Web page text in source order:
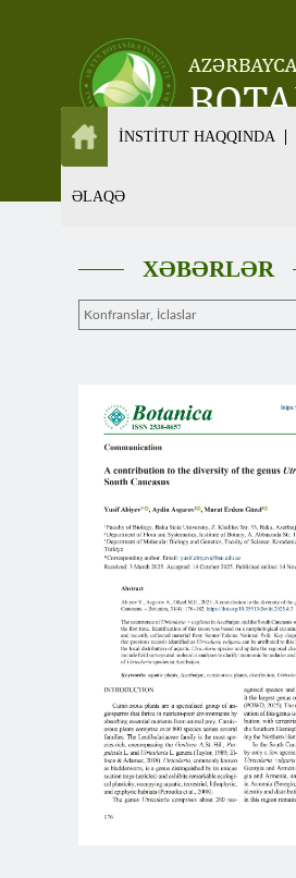
İNSTİTUT HAQQINDA
ƏLAQƏ
XƏBƏRLƏR